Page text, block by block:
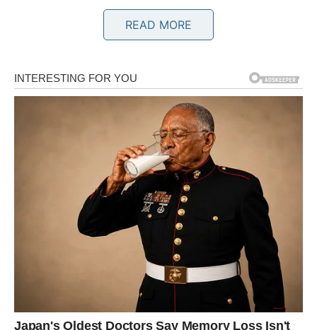
zanimljivih prilika. Jedan razgovor mogao bi otvoriti vrata
novom poslovnom uspjehu. Finansijska situacija će se
postepeno popravljati, a ljubavni život donosi mnogo
uzbuđenja. Slobodni Blizanci mogli bi upoznati osobu
koja će ih potpuno očarati svojim karakterom.
Vi ste među znakovima kojima zvijezde donose posebno
lijepe dane. Ljubavni život procvjetat će više nego što ste
očekivali, a partner će vam pokazati koliko mu značite.
Slobodni Rakovi mogli bi upoznati osobu koja će vrlo brzo
zauzeti posebno mjesto u njihovom srcu. Na poslovnom
READ MORE